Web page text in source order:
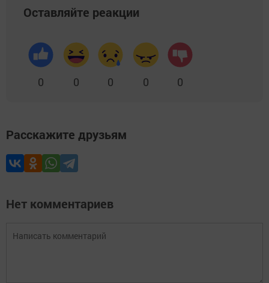
Оставляйте реакции
0 0 0 0 0
Расскажите друзьям
Нет комментариев